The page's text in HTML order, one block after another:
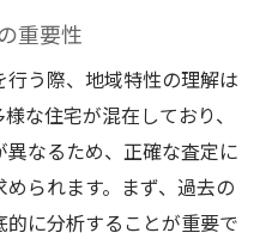
確認する
性を重視する理由
ッフの重要性
られる情報活用法
重要性
う際、地域特性の理解は
な住宅が混在しており、
なるため、正確な査定に
られます。まず、過去の
に分析することが重要で